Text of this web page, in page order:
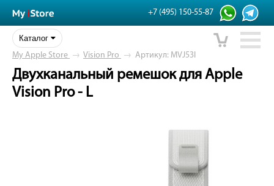
+7 (495) 150-55-87
Каталог
My Apple Store → Vision Pro → Артикул: MVJ53l
Двухканальный ремешок для Apple
Vision Pro - L